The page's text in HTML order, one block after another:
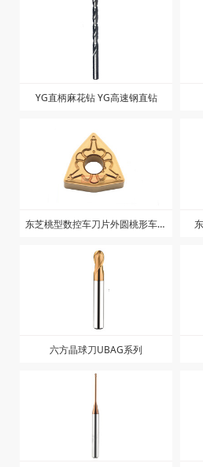
YG直柄麻花钻 YG高速钢直钻
东芝桃型数控车刀片外圆桃形车床
刀粒WNMG080408/080404-TM
T9125
六方晶球刀UBAG系列